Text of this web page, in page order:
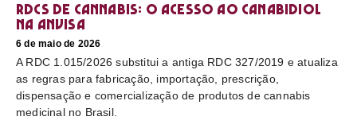
RDCs de cannabis: o acesso ao canabidiol
na Anvisa
6 de maio de 2026
A RDC 1.015/2026 substitui a antiga RDC 327/2019 e atualiza
as regras para fabricação, importação, prescrição,
dispensação e comercialização de produtos de cannabis
medicinal no Brasil.